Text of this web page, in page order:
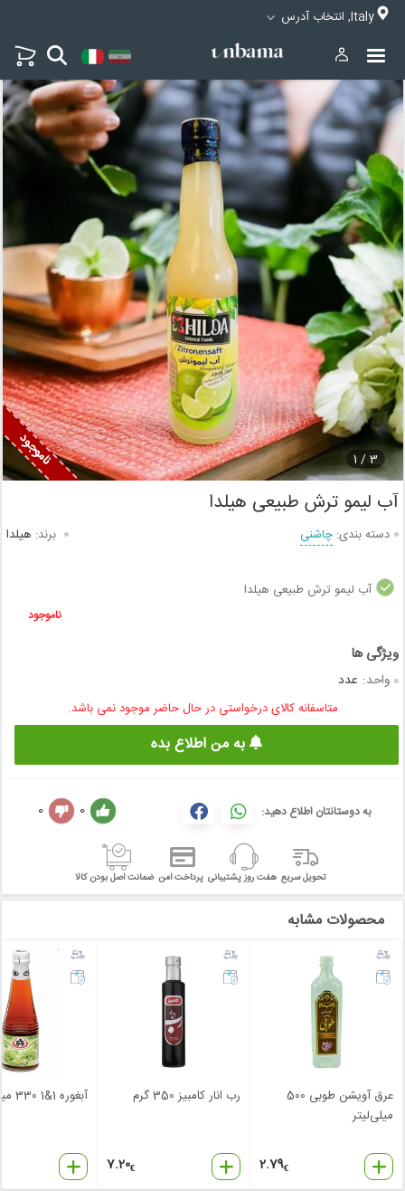
Italy, انتخاب آدرس
3 /
1
آب لیمو ترش طبیعی هیلدا
دسته بندی: چاشنی برند: هیلدا
آب لیمو ترش طبیعی هیلدا
ناموجود
واحد: عدد
متاسفانه کالای درخواستی در حال حاضر موجود نمی باشد.
به من اطلاع بده
به دوستانتان اطلاع دهید: 0
0
تحویل سریع هفت روز پشتیبانی پرداخت امن ضمانت اصل بودن کالا
محصولات مشابه
عرق آویشن طوبی 500
میلی‌لیتر
2.79€
رب انار کامبیز 350 گرم
7.20€
آبغوره 1&1 330 میلی‌لیتر